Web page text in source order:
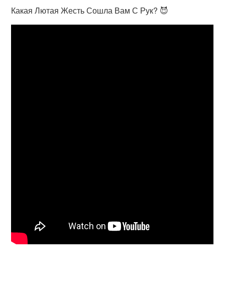
Какая Лютая Жесть Сошла Вам С Рук? 😈